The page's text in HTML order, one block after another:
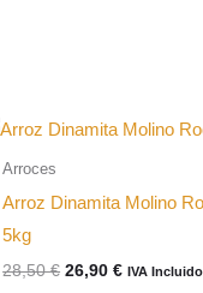
Arroces
Arroz Dinamita Molino
5kg
28,50€ El
26,90€ElIVA Incluido